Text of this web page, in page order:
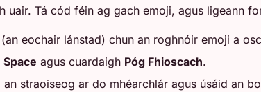
uair. Tá cód féin ag gach emoji, agus ligeann
(an eochair lánstad) chun an roghnóir emoji a
agus cuardaigh Póg Fhioscach.
an straoiseog ar do mhéarchlár agus úsáid an